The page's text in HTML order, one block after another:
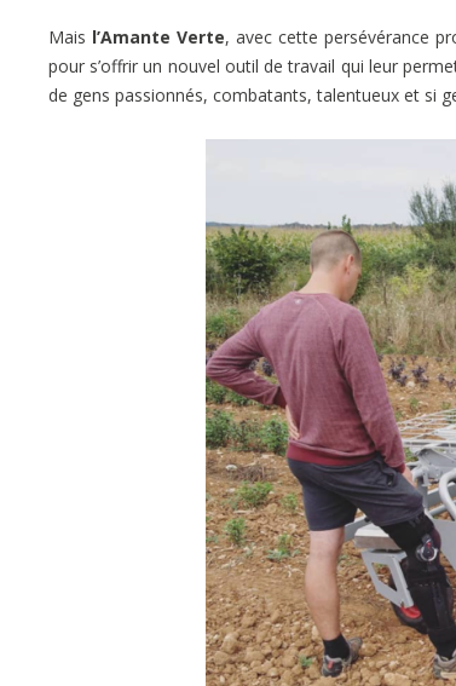
Mais l’Amante Verte, avec cette persévérance
pour s’offrir un nouvel outil de travail qui leur
de gens passionnés, combatants, talentueux et si